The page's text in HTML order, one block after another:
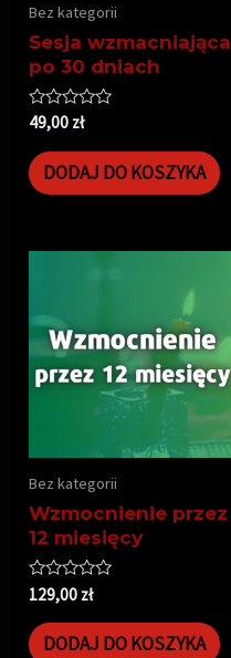
Bez kategorii
Sesja wzmacniająca
po 30 dniach
Oceniono
na
5
49,00 zł
DODAJ DO KOSZYKA
Bez kategorii
Wzmocnienie przez
12 miesięcy
Oceniono
0
na
5
129,00 zł
DODAJ DO KOSZYKA